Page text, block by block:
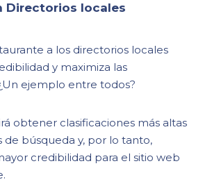
Directorios locales
a los directorios locales
y maximiza las
ejemplo entre todos?
obtener clasificaciones más altas
de búsqueda y, por lo tanto,
credibilidad para el sitio web